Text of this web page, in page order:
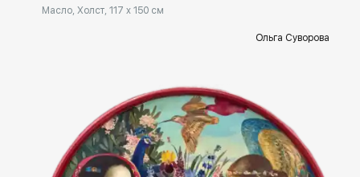
Масло, Холст, 117 x 150 см
Ольга Суворова